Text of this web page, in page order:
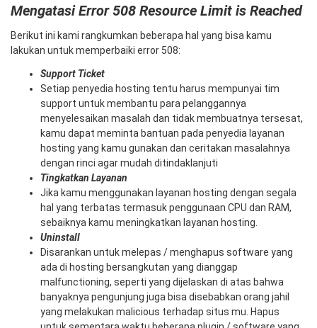
Mengatasi Error 508 Resource Limit is Reached
Berikut ini kami rangkumkan beberapa hal yang bisa kamu
lakukan untuk memperbaiki error 508:
Support Ticket
Setiap penyedia hosting tentu harus mempunyai tim
support untuk membantu para pelanggannya
menyelesaikan masalah dan tidak membuatnya tersesat,
kamu dapat meminta bantuan pada penyedia layanan
hosting yang kamu gunakan dan ceritakan masalahnya
dengan rinci agar mudah ditindaklanjuti
Tingkatkan Layanan
Jika kamu menggunakan layanan hosting dengan segala
hal yang terbatas termasuk penggunaan CPU dan RAM,
sebaiknya kamu meningkatkan layanan hosting.
Uninstall
Disarankan untuk melepas / menghapus software yang
ada di hosting bersangkutan yang dianggap
malfunctioning, seperti yang dijelaskan di atas bahwa
banyaknya pengunjung juga bisa disebabkan orang jahil
yang melakukan malicious terhadap situs mu. Hapus